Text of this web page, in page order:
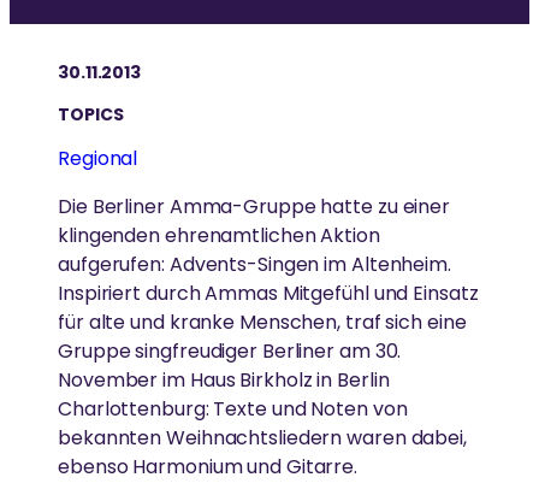
Ammas Lebensgeschichte von der frühen Kindheit
Seit 1987 reist Amma um die Welt, um Menschen auf
sechs Kontinenten persönlich zu treffen.
DARSHAN
Amma hat weltweit über 40 Millionen Menschen
umarmt.
spirituelle Praxis wie Yoga oder Meditation ausüben
und sich für eine nachhaltige Welt einsetzen.
AMMA-ZENTRUM MÜNCHEN
ehrenamtlichen nationalen und regionalen Non-
Profit-Organisationen, die von Amma geleitet und
inspiriert werden.
BILDUNG
Gleichberechtigter Zugang zu hochwertiger,
wertebasierter Bildung
UMWELTSCHUTZ
Harmonie
SPIRITUELLE PRAXIS
Spirituelle Übungen für mehr Frieden und Glück
Amma-Zentrum München
Regionale Gruppen
Ayudh
GreenFriends
Amritapuri
HUMANITÄR
Übersicht
30.11.2013
TOPICS
Regional
Die Berliner Amma-Gruppe hatte zu einer
klingenden ehrenamtlichen Aktion
aufgerufen: Advents-Singen im Altenheim.
Inspiriert durch Ammas Mitgefühl und Einsatz
für alte und kranke Menschen, traf sich eine
Gruppe singfreudiger Berliner am 30.
November im Haus Birkholz in Berlin
Charlottenburg: Texte und Noten von
bekannten Weihnachtsliedern waren dabei,
ebenso Harmonium und Gitarre.